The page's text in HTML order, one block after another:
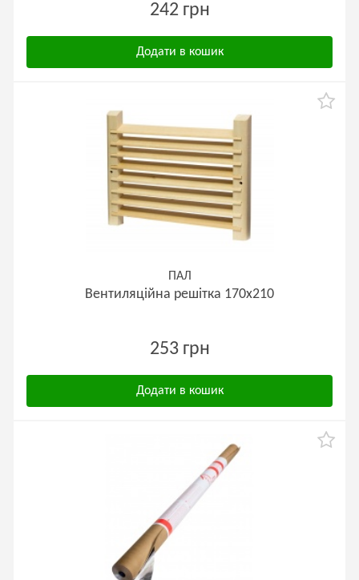
242 грн
Додати в кошик
ПАЛ
Вентиляційна решітка 170х210
253 грн
Додати в кошик